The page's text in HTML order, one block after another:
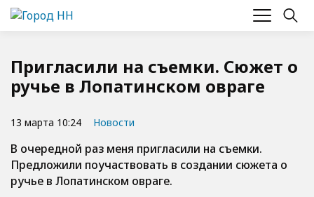
Пригласили на съемки. Сюжет о
ручье в Лопатинском овраге
13 марта 10:24 Новости
В очередной раз меня пригласили на съемки.
Предложили поучаствовать в создании сюжета о
ручье в Лопатинском овраге.